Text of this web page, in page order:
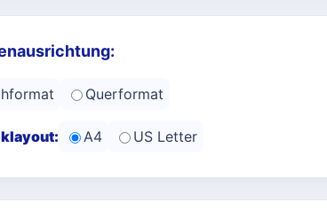
Querformat
A4 US Letter